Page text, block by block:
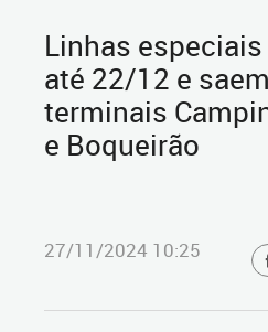
Linhas
até 22/12 e
terminais
e Boqueirão
27/11/2024 10:25